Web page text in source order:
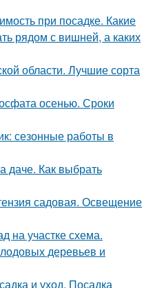
при посадке. Какие
рядом с вишней, а каких
области. Лучшие сорта
осенью. Сроки
сезонные работы в
даче. Как выбрать
садовая. Освещение
на участке схема.
деревьев и
и уход. Посадка